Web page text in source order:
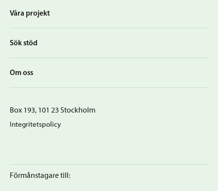
Våra projekt
Sök stöd
Om oss
Förmånstagare till:
Box 193, 101 23 Stockholm
Integritetspolicy